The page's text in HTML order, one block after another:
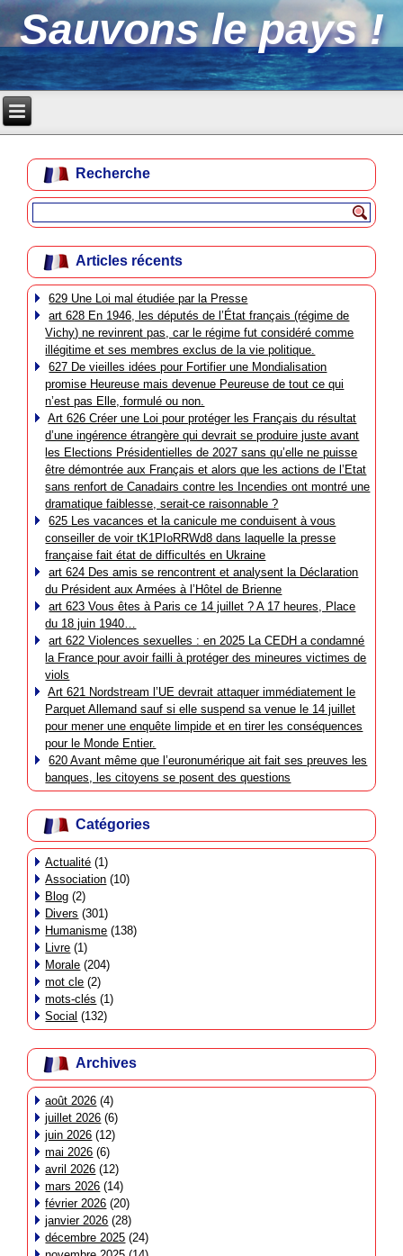
Sauvons le pays !
Recherche
Articles récents
629 Une Loi mal étudiée par la Presse
art 628 En 1946, les députés de l’État français (régime de
Vichy) ne revinrent pas, car le régime fut considéré comme
illégitime et ses membres exclus de la vie politique.
627 De vieilles idées pour Fortifier une Mondialisation
promise Heureuse mais devenue Peureuse de tout ce qui
n’est pas Elle, formulé ou non.
Art 626 Créer une Loi pour protéger les Français du résultat
d’une ingérence étrangère qui devrait se produire juste avant
les Elections Présidentielles de 2027 sans qu’elle ne puisse
être démontrée aux Français et alors que les actions de l’Etat
sans renfort de Canadairs contre les Incendies ont montré une
dramatique faiblesse, serait-ce raisonnable ?
625 Les vacances et la canicule me conduisent à vous
conseiller de voir tK1PIoRRWd8 dans laquelle la presse
française fait état de difficultés en Ukraine
art 624 Des amis se rencontrent et analysent la Déclaration
du Président aux Armées à l’Hôtel de Brienne
art 623 Vous êtes à Paris ce 14 juillet ? A 17 heures, Place
du 18 juin 1940…
art 622 Violences sexuelles : en 2025 La CEDH a condamné
la France pour avoir failli à protéger des mineures victimes de
viols
Art 621 Nordstream l’UE devrait attaquer immédiatement le
Parquet Allemand sauf si elle suspend sa venue le 14 juillet
pour mener une enquête limpide et en tirer les conséquences
pour le Monde Entier.
620 Avant même que l’euronumérique ait fait ses preuves les
banques, les citoyens se posent des questions
Catégories
Actualité (1)
Association (10)
Blog (2)
Divers (301)
Humanisme (138)
Livre (1)
Morale (204)
mot cle (2)
mots-clés (1)
Social (132)
Archives
août 2026 (4)
juillet 2026 (6)
juin 2026 (12)
mai 2026 (6)
avril 2026 (12)
mars 2026 (14)
février 2026 (20)
janvier 2026 (28)
décembre 2025 (24)